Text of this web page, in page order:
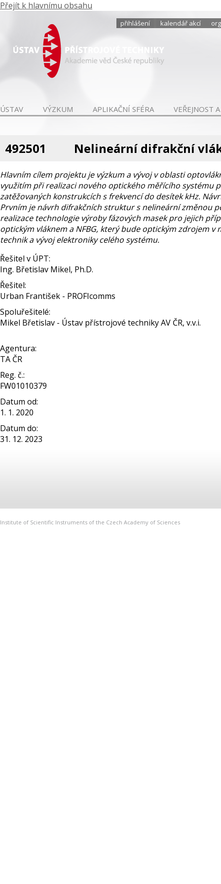
Přejít k hlavnímu obsahu
přihlášení kalendář akcí
ÚSTAV VÝZKUM APLIKAČNÍ SFÉRA VEŘEJNOST
492501 Nelineární difrakční
Hlavním cílem projektu je výzkum a vývoj v oblasti
využitím při realizaci nového optického měřícího systému
zatěžovaných konstrukcích s frekvencí do desítek kHz.
Prvním je návrh difrakčních struktur s nelineární změnou
realizace technologie výroby fázových masek pro jejich
optickým vláknem a NFBG, který bude optickým zdrojem
technik a vývoj elektroniky celého systému.
Řešitel v ÚPT:
Ing. Břetislav Mikel, Ph.D.
Řešitel:
Urban František - PROFIcomms
Spoluřešitelé:
Mikel Břetislav - Ústav přístrojové techniky AV ČR, v.v.i.
Agentura:
TA ČR
Reg. č.:
FW01010379
Datum od:
1. 1. 2020
Datum do:
31. 12. 2023
Institute of Scientific Instruments of the Czech Academy of Sciences